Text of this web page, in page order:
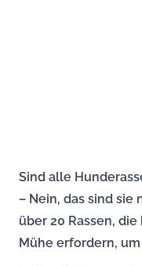
Sind alle
– Nein, das sind sie
über 20 Rassen,
Mühe erfordern,